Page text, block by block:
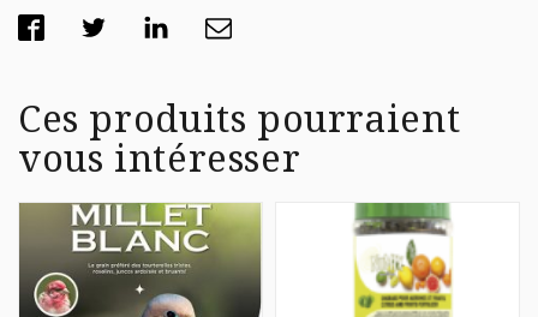
Ces produits pourraient
vous intéresser